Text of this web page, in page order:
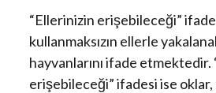
“Ellerinizin erişebileceği”
kullanmaksızın ellerle
hayvanlarını ifade etmektedir.
erişebileceği” ifadesi ise oklar,